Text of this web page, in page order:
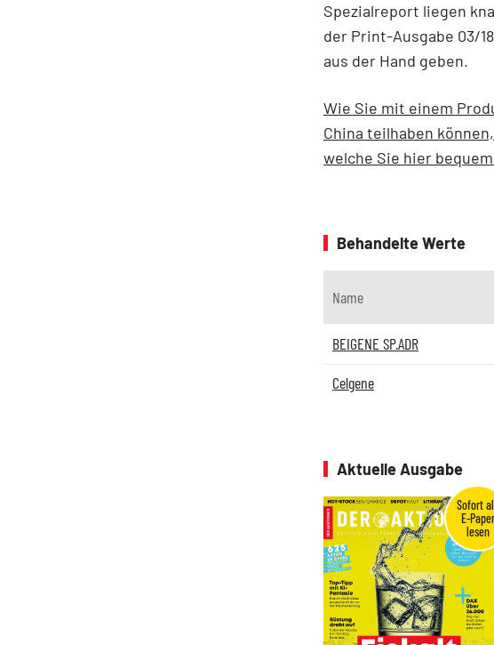
Spezialreport liegen
der Print-Ausgabe 03/
aus der Hand geben.
Wie Sie mit einem
China teilhaben
welche Sie hier
Behandelte Werte
Name
BEIGENE SP.ADR
Celgene
Aktuelle Ausgabe